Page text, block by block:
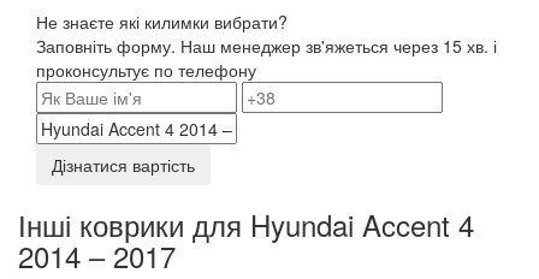
Не знаєте які килимки вибрати?
Заповніть форму. Наш менеджер зв'яжеться через 15 хв. і
проконсультує по телефону
Дізнатися вартість
Інші коврики для Hyundai Accent 4
2014 – 2017